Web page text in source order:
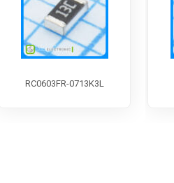
RC0603FR-0713K3L